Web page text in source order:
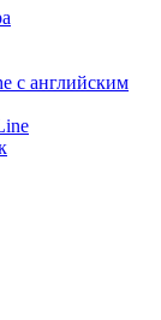
с английским